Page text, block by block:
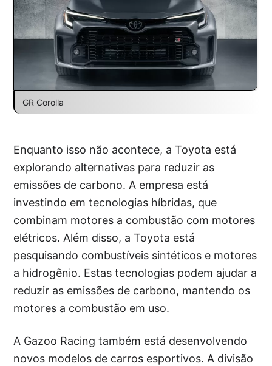
GR Corolla
Enquanto isso não acontece, a Toyota está
explorando alternativas para reduzir as
emissões de carbono. A empresa está
investindo em tecnologias híbridas, que
combinam motores a combustão com motores
elétricos. Além disso, a Toyota está
pesquisando combustíveis sintéticos e motores
a hidrogênio. Estas tecnologias podem ajudar a
reduzir as emissões de carbono, mantendo os
motores a combustão em uso.
A Gazoo Racing também está desenvolvendo
novos modelos de carros esportivos. A divisão